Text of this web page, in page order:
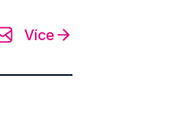
Více